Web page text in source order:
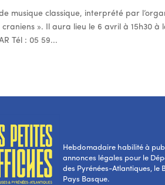
musique classique, interprété par
». Il aura lieu le 6 avril à 15h30
Tél : 05 59...
Hebdomadaire habilité à
annonces légales pour le
des Pyrénées-Atlantiques, le
Pays Basque.